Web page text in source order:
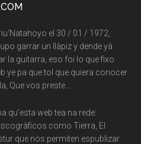
el 30 / 01 / 1972,
garrar un llàpiz y dende yà
la guitarra, eso foi lo que fixo
ye pa que tol que quiera conocer
Que vos preste…
qu’esta web tea na rede:
como Tierra, El
que nos permiten espublizar